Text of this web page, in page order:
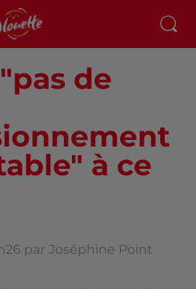
de
à ce
par Joséphine Point